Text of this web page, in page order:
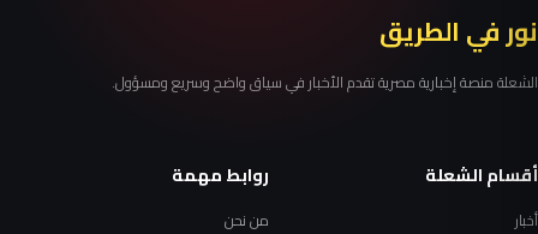
نور في الطريق
الشعلة منصة إخبارية مصرية تقدم الأخبار في سياق واضح وسريع ومسؤول.
أقسام الشعلة
أخبار
روابط مهمة
من نحن